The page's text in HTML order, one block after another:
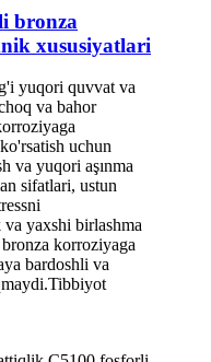
bronza
xususiyatlari
yuqori quvvat va
va bahor
uchun
va yuqori aşınma
sifatlari, ustun
yaxshi birlashma
korroziyaga
bardoshli va